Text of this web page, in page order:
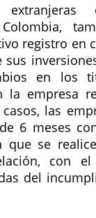
extranjeras
registro en
sus
en los
la empresa
las
6 meses
que se
con
del